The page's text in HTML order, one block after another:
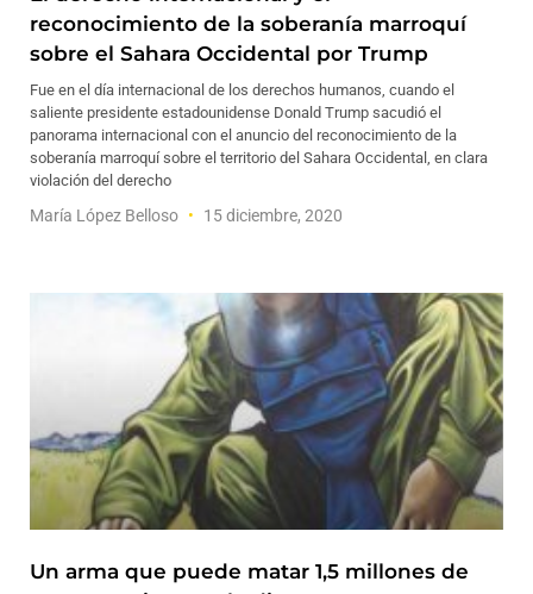
reconocimiento de la soberanía marroquí
sobre el Sahara Occidental por Trump
Fue en el día internacional de los derechos humanos, cuando el
saliente presidente estadounidense Donald Trump sacudió el
panorama internacional con el anuncio del reconocimiento de la
soberanía marroquí sobre el territorio del Sahara Occidental, en clara
violación del derecho
María López Belloso 15 diciembre, 2020
Un arma que puede matar 1,5 millones de